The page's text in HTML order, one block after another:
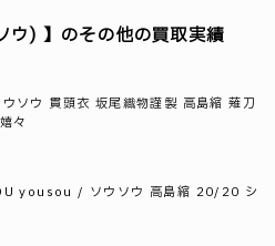
ウ) 】のその他の買取実績
ソウ 貫頭衣 坂尾織物謹製 高島縮 薙刀
々
yousou / ソウソウ 高島縮 20/20 シ